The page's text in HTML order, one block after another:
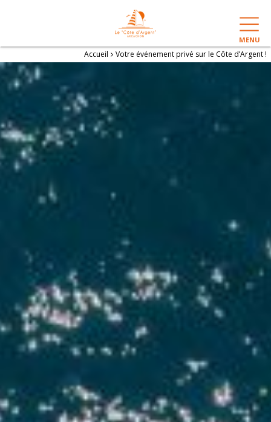
MENU
Accueil Votre événement privé sur le Côte d’Argent !